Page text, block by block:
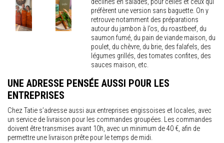
déclinés en salades, pour celles et ceux qui
préfèrent une version sans baguette. On y
retrouve notamment des préparations
autour du jambon à l’os, du roastbeef, du
saumon fumé, du pain de viande maison, du
poulet, du chèvre, du brie, des falafels, des
légumes grillés, des tomates confites, des
sauces maison, etc.
UNE ADRESSE PENSÉE AUSSI POUR LES
ENTREPRISES
Chez Tatie s’adresse aussi aux entreprises engissoises et locales, avec
un service de livraison pour les commandes groupées. Les commandes
doivent être transmises avant 10h, avec un minimum de 40 €, afin de
permettre une livraison prête pour le temps de midi.